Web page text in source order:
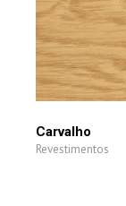
Carvalho
Revestimentos